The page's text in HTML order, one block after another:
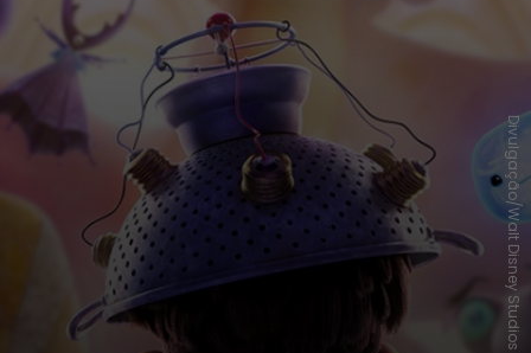
Divulgação/Walt Disney Studios